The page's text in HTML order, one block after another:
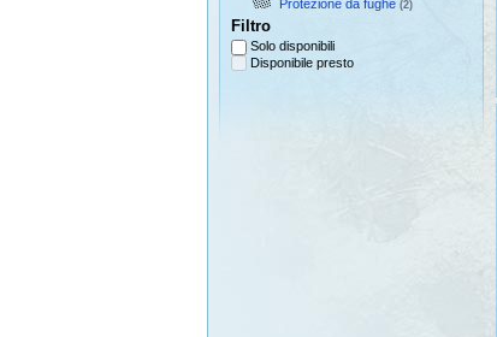
Protezione da fughe (2)
Filtro
Solo disponibili
Disponibile presto